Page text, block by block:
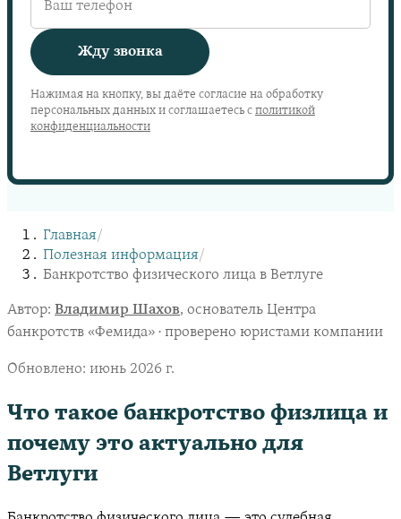
Жду звонка
Нажимая на кнопку, вы даёте согласие на обработку
персональных данных и соглашаетесь с политикой
конфиденциальности
Главная/
Полезная информация/
Банкротство физического лица в Ветлуге
Автор: Владимир Шахов, основатель Центра
банкротств «Фемида» · проверено юристами компании
Обновлено: июнь 2026 г.
Что такое банкротство физлица и
почему это актуально для
Ветлуги